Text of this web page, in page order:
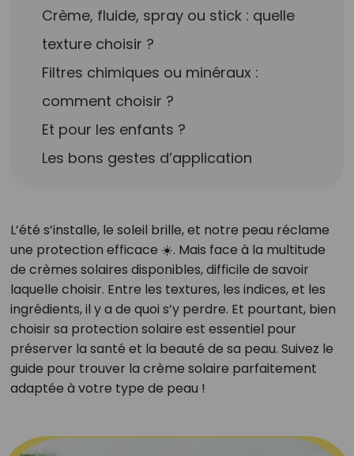
Crème, fluide, spray ou stick : quelle
texture choisir ?
Filtres chimiques ou minéraux :
comment choisir ?
Et pour les enfants ?
Les bons gestes d’application
L’été s’installe, le soleil brille, et notre peau réclame
une protection efficace ☀️. Mais face à la multitude
de crèmes solaires disponibles, difficile de savoir
laquelle choisir. Entre les textures, les indices, et les
ingrédients, il y a de quoi s’y perdre. Et pourtant, bien
choisir sa protection solaire est essentiel pour
préserver la santé et la beauté de sa peau. Suivez le
guide pour trouver la crème solaire parfaitement
adaptée à votre type de peau !